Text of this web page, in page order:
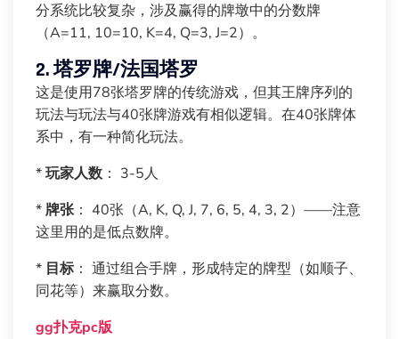
分系统比较复杂，涉及赢得的牌墩中的分数牌
（A=11, 10=10, K=4, Q=3, J=2）。
2. 塔罗牌/法国塔罗
这是使用78张塔罗牌的传统游戏，但其王牌序列的
玩法与玩法与40张牌游戏有相似逻辑。在40张牌体
系中，有一种简化玩法。
*玩家人数： 3-5人
*牌张： 40张（A, K, Q, J, 7, 6, 5, 4, 3, 2）——注意
这里用的是低点数牌。
* 目标： 通过组合手牌，形成特定的牌型（如顺子、
同花等）来赢取分数。
gg扑克pc版